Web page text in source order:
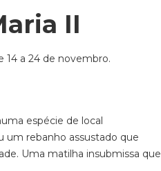
II
14 a 24 de novembro.
espécie de local
um rebanho assustado que
Uma matilha insubmissa que